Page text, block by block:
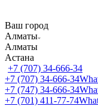
Ваш город
Алматы
Алматы
Астана
+7 (707) 34-666-34
+7 (707) 34-666-34
+7 (747) 34-666-34
+7 (701) 411-77-74